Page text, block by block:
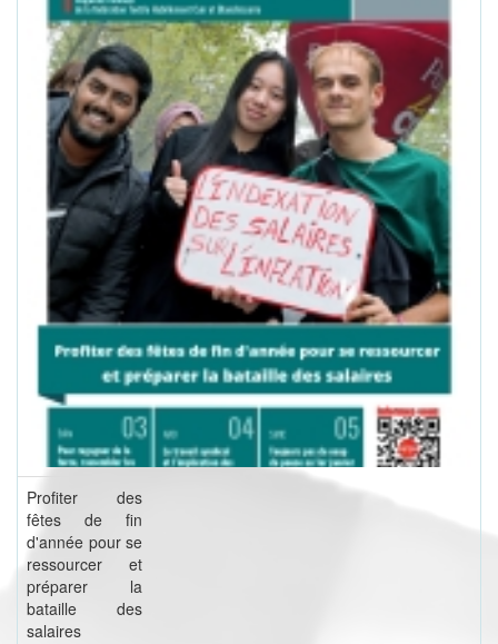
Profiter des
fêtes de fin
d'année pour se
ressourcer et
préparer la
bataille des
salaires